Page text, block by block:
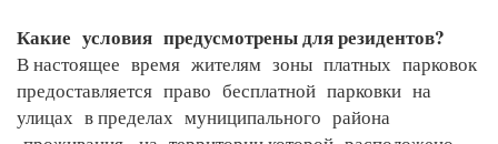
Какие условия предусмотрены для резидентов?
В настоящее время жителям зоны платных парковок
предоставляется право бесплатной парковки на
улицах в пределах муниципального района